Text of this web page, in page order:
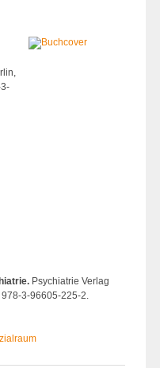
Psychiatrie Verlag
3-96605-225-2.